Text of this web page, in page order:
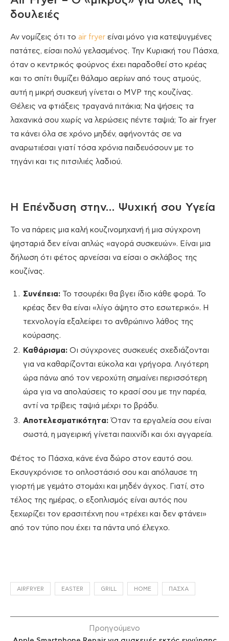
δουλειές
Αν νομίζεις ότι το air fryer είναι μόνο για κατεψυγμένες
πατάτες, είσαι πολύ γελασμένος. Την Κυριακή του Πάσχα,
όταν ο κεντρικός φούρνος έχει παραδοθεί στο κρέας
και το σπίτι θυμίζει θάλαμο αερίων από τους ατμούς,
αυτή η μικρή συσκευή γίνεται ο MVP της κουζίνας.
Θέλεις να φτιάξεις τραγανά πιτάκια; Να ψήσεις τα
λαχανικά σου χωρίς να λερώσεις πέντε ταψιά; Το air fryer
τα κάνει όλα σε χρόνο μηδέν, αφήνοντάς σε να
αναρωτιέσαι γιατί τόσα χρόνια παιδευόσουν με το
τηγάνι και τις πιτσιλιές λαδιού.
Η Επένδυση στην… Ψυχική σου Υγεία
Το να πάρεις μια καλή κουζινομηχανή ή μια σύγχρονη
ψησταριά δεν είναι απλώς «αγορά συσκευών». Είναι μια
δήλωση ότι φέτος αρνείσαι να είσαι ο σκλάβος της
κουζίνας.
Συνέπεια: Το τσουρέκι θα βγει ίδιο κάθε φορά. Το
κρέας δεν θα είναι «λίγο άψητο στο εσωτερικό». Η
τεχνολογία εξαλείφει το ανθρώπινο λάθος της
κούρασης.
Καθάρισμα: Οι σύγχρονες συσκευές σχεδιάζονται
για να καθαρίζονται εύκολα και γρήγορα. Λιγότερη
ώρα πάνω από τον νεροχύτη σημαίνει περισσότερη
ώρα για να απολαύσεις το κρασί σου με την παρέα,
αντί να τρίβεις ταψιά μέχρι το βράδυ.
Αποτελεσματικότητα: Όταν τα εργαλεία σου είναι
σωστά, η μαγειρική γίνεται παιχνίδι και όχι αγγαρεία.
Φέτος το Πάσχα, κάνε ένα δώρο στον εαυτό σου.
Εκσυγχρόνισε το οπλοστάσιό σου και απόλαυσε τη
γιορτή με γεμάτο στομάχι και μηδέν άγχος. Γιατί, στο
τέλος της ημέρας, ο εξοπλισμός είναι αυτός που
ξεχωρίζει τον ερασιτέχνη που «τρέχει και δεν φτάνει»
από τον τύπο που έχει τα πάντα υπό έλεγχο.
AIRFRYER EASTER GRILL HOME ΠΆΣΧΑ
Προηγούμενο